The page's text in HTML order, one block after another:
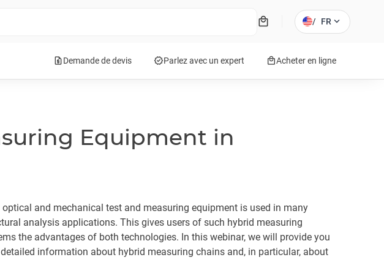
local_mall / FR expand_more
request_quoteDemande de devis verifiedParlez avec un expert local_mallAcheter en ligne
Equipment in
optical and mechanical test and measuring equipment is used in many
analysis applications. This gives users of such hybrid measuring
the advantages of both technologies. In this webinar, we will provide you
information about hybrid measuring chains and, in particular, about